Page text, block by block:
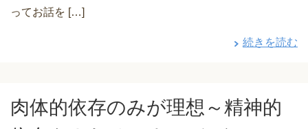
ってお話を […]
続きを読む
肉体的依存のみが理想～精神的